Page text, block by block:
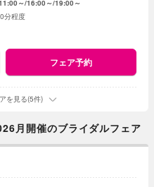
～ 16:00～ 19:00～
分程度
フェア予約
を見る(5件)
月開催のブライダルフェア